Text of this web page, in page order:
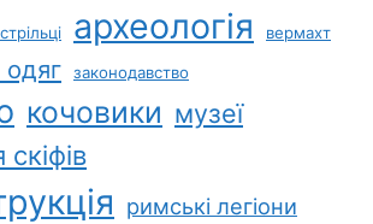
археологія вермахт
одяг законодавство
кочовики музеї
римські легіони